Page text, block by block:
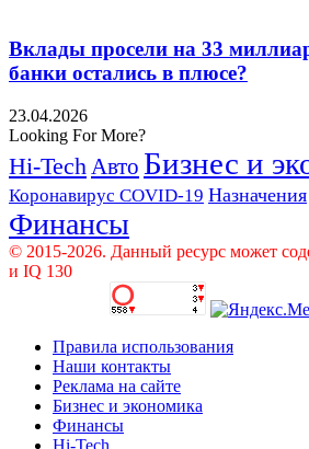
Вклады просели на 33
банки остались в плюсе?
23.04.2026
Looking For More?
Hi-Tech Авто Бизнес и
Коронавирус COVID-19 Назначения
Финансы
© 2015-2026. Данный ресурс может
и IQ 130
Правила использования
Наши контакты
Реклама на сайте
Бизнес и экономика
Финансы
Hi-Tech